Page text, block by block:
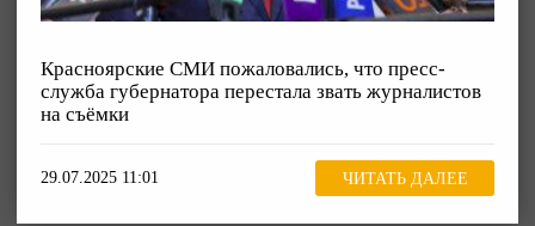
Красноярские СМИ пожаловались, что пресс-
служба губернатора перестала звать журналистов
на съёмки
29.07.2025 11:01 ЧИТАТЬ ДАЛЕЕ